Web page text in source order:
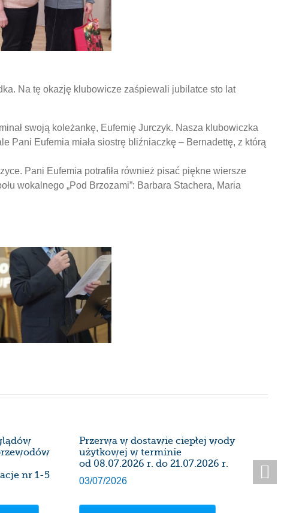
Na tę okazję klubowicze zaśpiewali jubilatce sto lat
swoją koleżankę, Eufemię Jurczyk. Nasza klubowiczka
Pani Eufemia miała siostrę bliźniaczkę – Bernadettę, z którą
Pani Eufemia potrafiła również pisać piękne wiersze
wokalnego „Pod Brzozami”: Barbara Stachera, Maria
nr 1-5
Przerwa w dostawie ciepłej wody
użytkowej w terminie
od 08.07.2026 r. do 21.07.2026 r.
03/07/2026